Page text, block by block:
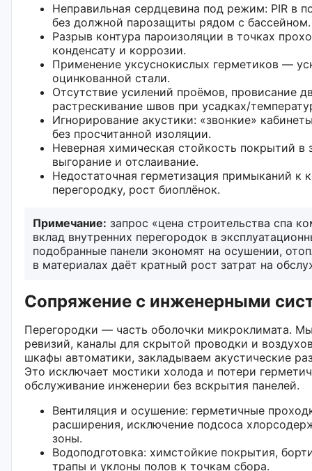
Неправильная сердцевина под режим: PIR в
без должной парозащиты рядом с бассейном.
Разрыв контура пароизоляции в точках
конденсату и коррозии.
Применение уксуснокислых герметиков —
оцинкованной стали.
Отсутствие усилений проёмов, провисание
растрескивание швов при усадках/
Игнорирование акустики: «звонкие»
без просчитанной изоляции.
Неверная химическая стойкость покрытий
выгорание и отслаивание.
Недостаточная герметизация примыканий к
перегородку, рост биоплёнок.
Примечание: запрос «цена строительства спа
вклад внутренних перегородок в
подобранные панели экономят на осушении,
в материалах даёт кратный рост затрат на
Сопряжение с инженерными
Перегородки — часть оболочки микроклимата.
ревизий, каналы для скрытой проводки и
шкафы автоматики, закладываем акустические
Это исключает мостики холода и потери
обслуживание инженерии без вскрытия панелей.
Вентиляция и осушение: герметичные
расширения, исключение подсоса
зоны.
Водоподготовка: химстойкие покрытия,
трапы и уклоны полов к точкам сбора.